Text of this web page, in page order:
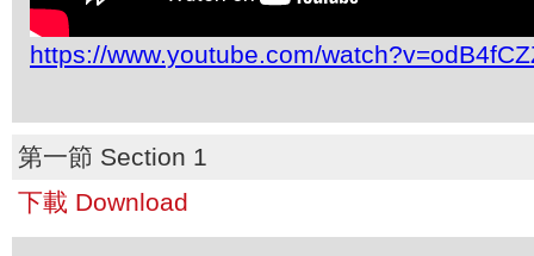
https://www.youtube.com/
第一節 Section 1
下載 Download